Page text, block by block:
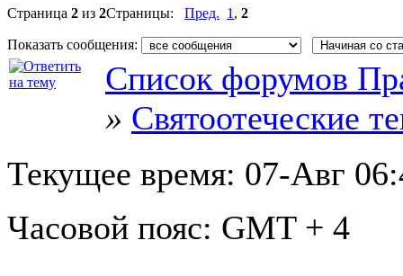
Страница 2 из 2Страницы: Пред. 1 , 2
Показать сообщения:
Список форумов
» Святоотеческие
Текущее время: 07-Авг
Часовой пояс: GMT + 4